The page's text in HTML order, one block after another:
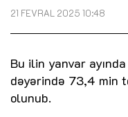
21 FEVRAL 2025 10:48
Bu ilin yanvar
dəyərində 73,4 min
olunub.